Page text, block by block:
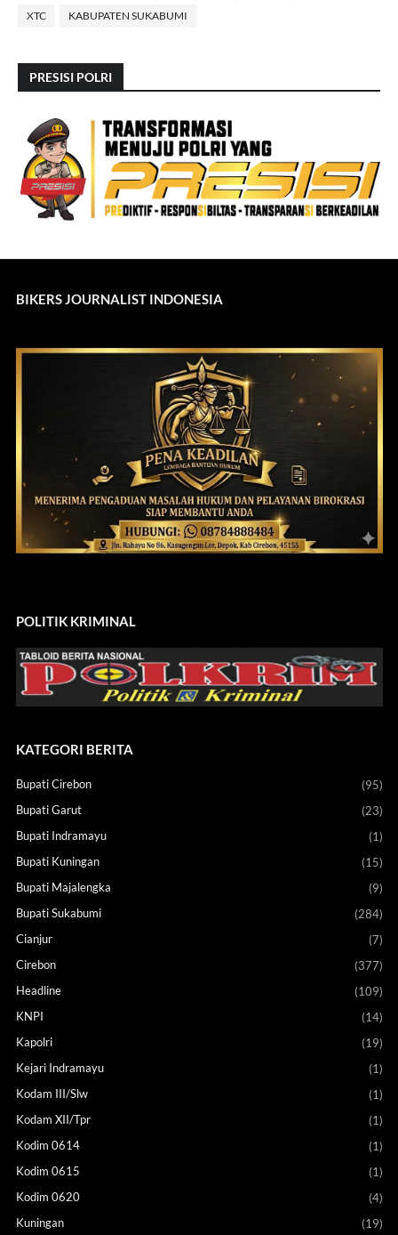
XTC KABUPATEN SUKABUMI
PRESISI POLRI
BIKERS JOURNALIST INDONESIA
POLITIK KRIMINAL
KATEGORI BERITA
Bupati Cirebon
(95)
Bupati Garut
(23)
Bupati Indramayu
(1)
Bupati Kuningan
(15)
Bupati Majalengka
(9)
Bupati Sukabumi
(284)
Cianjur
(7)
Cirebon
(377)
Headline
(109)
KNPI
(14)
Kapolri
(19)
Kejari Indramayu
(1)
Kodam III/Slw
(1)
Kodam XII/Tpr
(1)
Kodim 0614
(1)
Kodim 0615
(1)
Kodim 0620
(4)
Kuningan
(19)